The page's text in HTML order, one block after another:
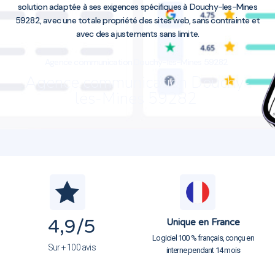
solution adaptée à ses exigences spécifiques à Douchy-les-Mines
59282, avec une totale propriété des sites web, sans contrainte et
avec des ajustements sans limite.
Agence communication Douchy-
4,9/5
Sur + 100 avis
Unique en France
Logiciel 100 % français, conçu en
interne pendant 14 mois